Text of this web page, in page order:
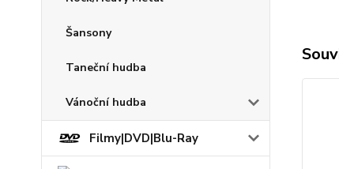
Šansony
Taneční hudba
Vánoční hudba
Filmy|DVD|Blu-Ray